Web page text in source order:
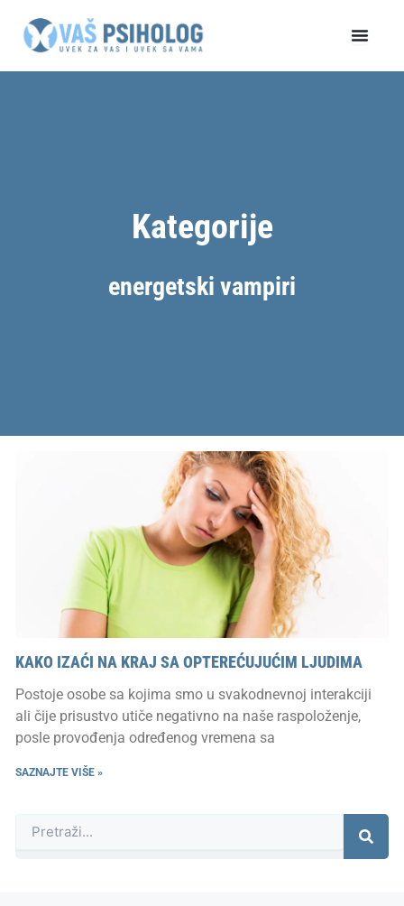
Kategorije
energetski vampiri
KAKO IZAĆI NA KRAJ SA OPTEREĆUJUĆIM LJUDIMA
Postoje osobe sa kojima smo u svakodnevnoj interakciji
ali čije prisustvo utiče negativno na naše raspoloženje,
posle provođenja određenog vremena sa
SAZNAJTE VIŠE »